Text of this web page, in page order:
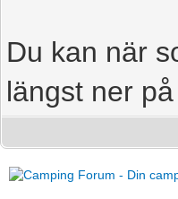
Du kan när
längst ner